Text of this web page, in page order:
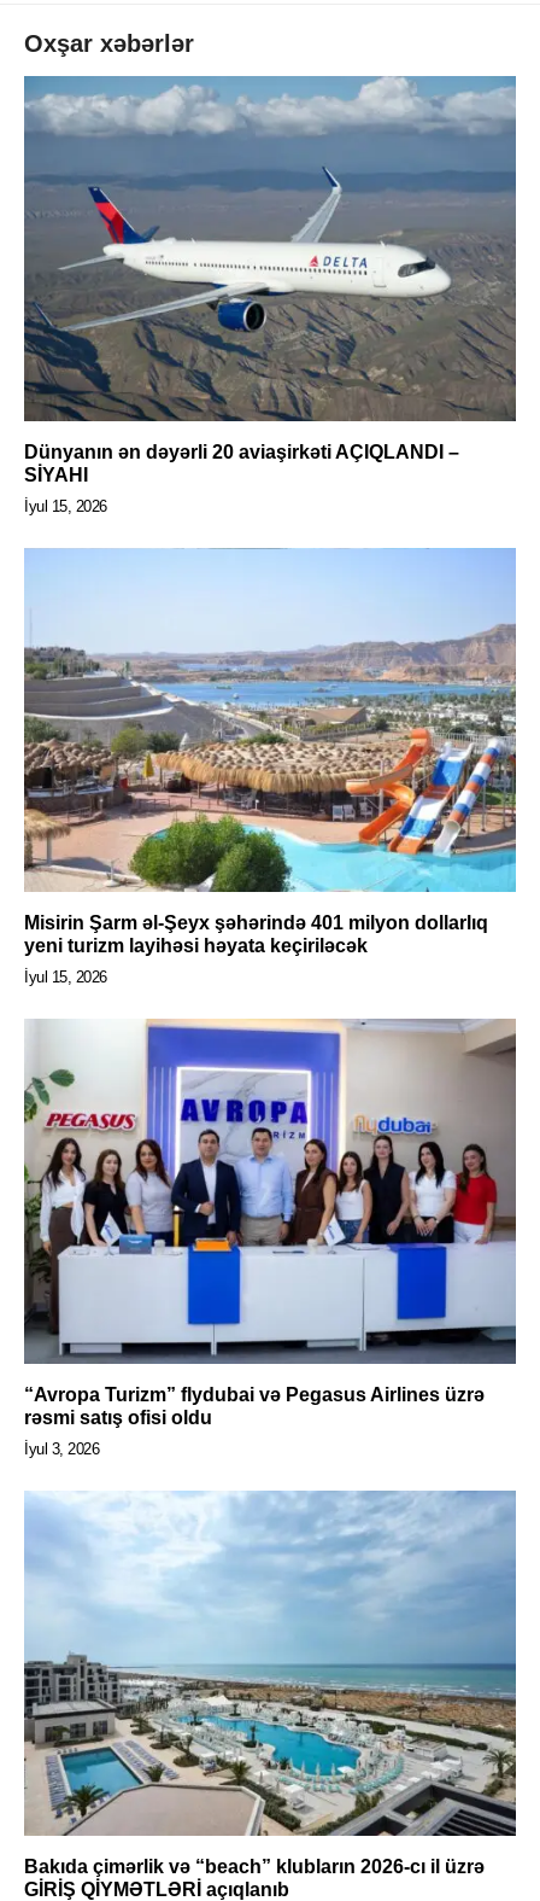
Oxşar xəbərlər
Dünyanın ən dəyərli 20 aviaşirkəti AÇIQLANDI –
SİYAHI
İyul 15, 2026
Misirin Şarm əl-Şeyx şəhərində 401 milyon dollarlıq
yeni turizm layihəsi həyata keçiriləcək
İyul 15, 2026
“Avropa Turizm” flydubai və Pegasus Airlines üzrə
rəsmi satış ofisi oldu
İyul 3, 2026
Bakıda çimərlik və “beach” klubların 2026-cı il üzrə
GİRİŞ QİYMƏTLƏRİ açıqlanıb